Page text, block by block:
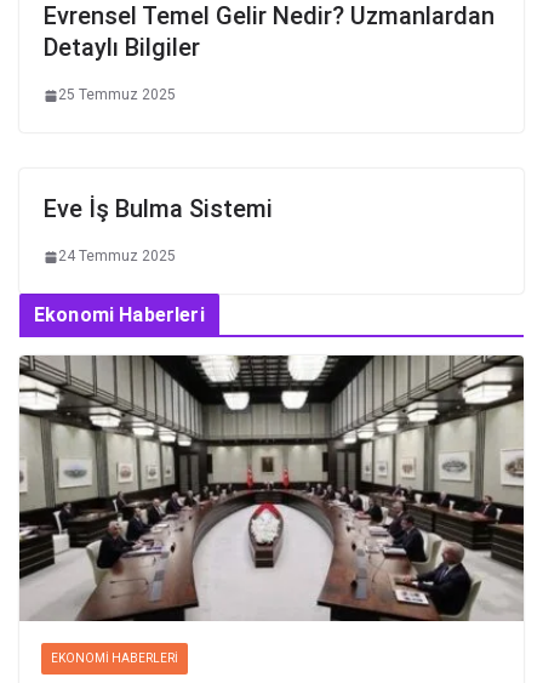
Evrensel Temel Gelir Nedir? Uzmanlardan
Detaylı Bilgiler
25 Temmuz 2025
Eve İş Bulma Sistemi
24 Temmuz 2025
Ekonomi Haberleri
EKONOMI HABERLERI